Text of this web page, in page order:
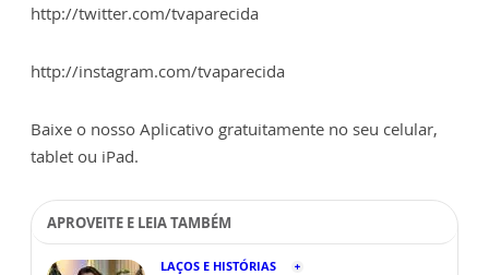
http://twitter.com/tvaparecida
http://instagram.com/tvaparecida
Baixe o nosso Aplicativo gratuitamente no seu celular,
tablet ou iPad.
APROVEITE E LEIA TAMBÉM
LAÇOS E HISTÓRIAS